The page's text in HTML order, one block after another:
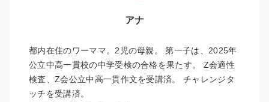
アナ
都内在住のワーママ。2児の母親。 第一子は、2025年
公立中高一貫校の中学受検の合格を果たす。 Z会適性
検査、Z会公立中高一貫作文を受講済。 チャレンジタ
ッチを受講済。